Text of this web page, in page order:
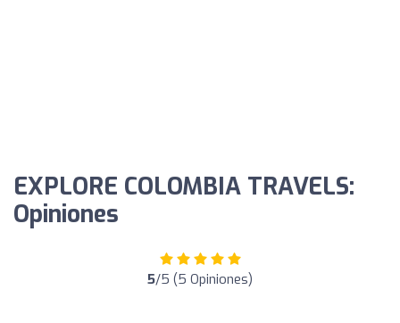
EXPLORE COLOMBIA TRAVELS:
Opiniones
5/5 (5 Opiniones)